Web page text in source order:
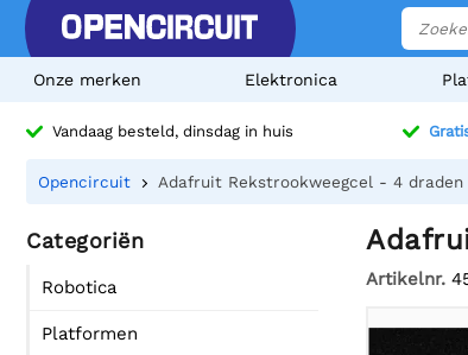
Onze merken Elektronica
Vandaag besteld, dinsdag in huis
Opencircuit Adafruit Rekstrookweegcel - 4
Categoriën
Robotica
Platformen
Artikelnr.